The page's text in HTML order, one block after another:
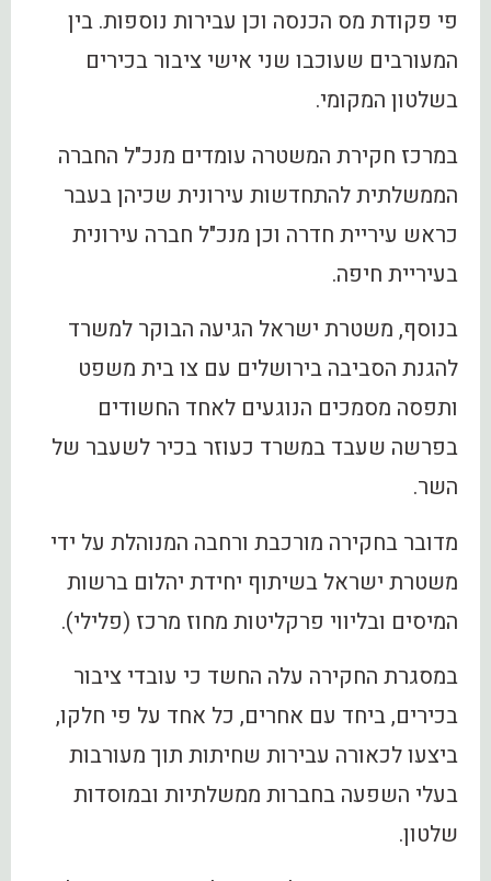
פי פקודת מס הכנסה וכן עבירות נוספות. בין
המעורבים שעוכבו שני אישי ציבור בכירים
בשלטון המקומי.
במרכז חקירת המשטרה עומדים מנכ"ל החברה
הממשלתית להתחדשות עירונית שכיהן בעבר
כראש עיריית חדרה וכן מנכ"ל חברה עירונית
בעיריית חיפה.
‏בנוסף, משטרת ישראל הגיעה הבוקר למשרד
להגנת הסביבה בירושלים עם צו בית משפט
ותפסה מסמכים הנוגעים לאחד החשודים
בפרשה שעבד במשרד כעוזר בכיר לשעבר של
השר.
מדובר בחקירה מורכבת ורחבה המנוהלת על ידי
משטרת ישראל בשיתוף יחידת יהלום ברשות
המיסים ובליווי פרקליטות מחוז מרכז (פלילי).
במסגרת החקירה עלה החשד כי עובדי ציבור
בכירים, ביחד עם אחרים, כל אחד על פי חלקו,
ביצעו לכאורה עבירות שחיתות תוך מעורבות
בעלי השפעה בחברות ממשלתיות ובמוסדות
שלטון.